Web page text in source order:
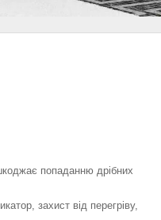
попаданню дрібних
захист від перегріву,